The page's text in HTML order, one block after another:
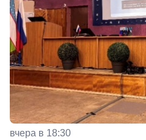
вчера в 18:30